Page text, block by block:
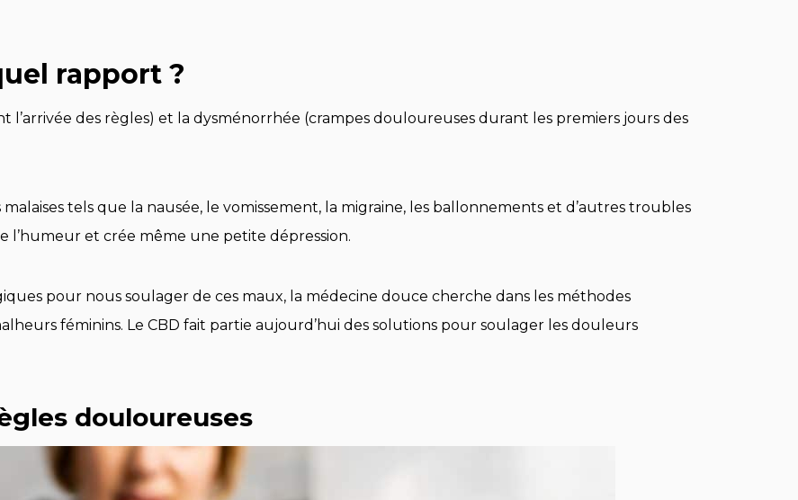
rapport ?
des règles) et la dysménorrhée (crampes douloureuses durant les premiers jours des
tels que la nausée, le vomissement, la migraine, les ballonnements et d’autres troubles
l’humeur et crée même une petite dépression.
pour nous soulager de ces maux, la médecine douce cherche dans les méthodes
féminins. Le CBD fait partie aujourd’hui des solutions pour soulager les douleurs
douloureuses